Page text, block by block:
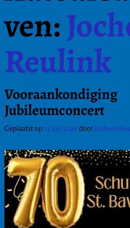
ven:
Reulink
Vooraankondiging
Jubileumconcert
Geplaatst op13 juli 2026 doorJochem